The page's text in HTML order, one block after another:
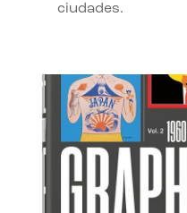
ciudades.